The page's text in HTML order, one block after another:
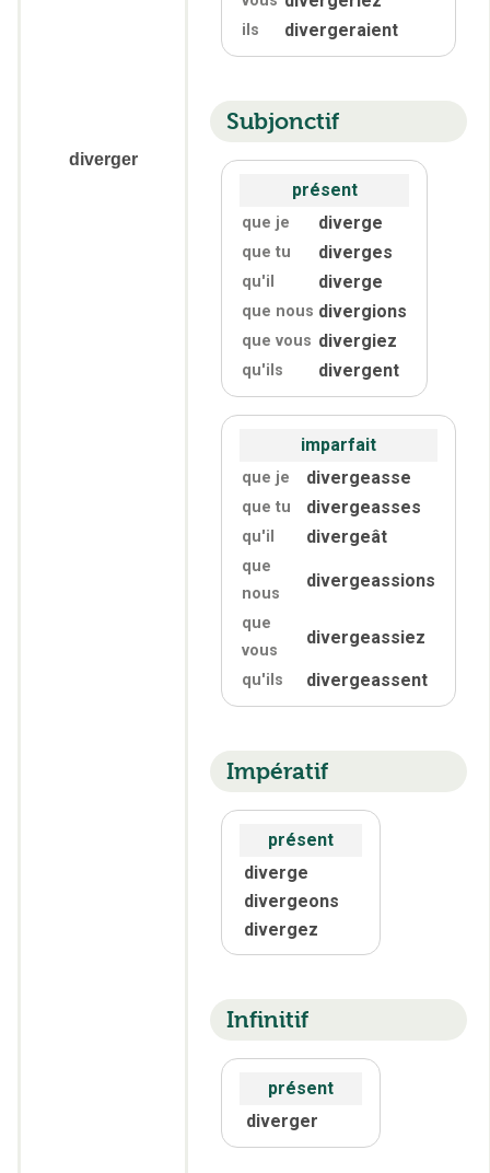
diverger
ils divergeraient
Subjonctif
présent
que je diverge
que tu diverges
qu'il diverge
que nous divergions
que vous divergiez
qu'ils divergent
imparfait
que je divergeasse
que tu divergeasses
qu'il divergeât
que
nous
divergeassions
que
vous
divergeassiez
qu'ils divergeassent
Impératif
présent
diverge
divergeons
divergez
Infinitif
présent
diverger